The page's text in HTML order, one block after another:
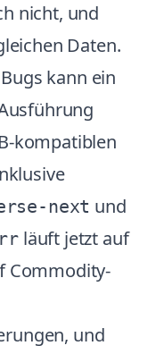
nicht, und
Daten.
kann ein
kompatiblen
next und
rr läuft jetzt auf
Commodity-
und